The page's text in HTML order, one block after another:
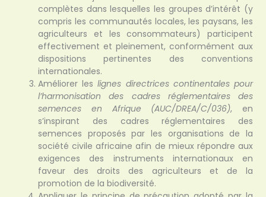
complètes dans lesquelles les groupes d’intérêt (y
compris les communautés locales, les paysans, les
agriculteurs et les consommateurs) participent
effectivement et pleinement, conformément aux
dispositions pertinentes des conventions
internationales.
Améliorer leslignes directrices continentales pour
l’harmonisation des cadres réglementaires des
semences en Afrique (AUC/DREA/C/036), en
s’inspirant des cadres réglementaires des
semences proposés par les organisations de la
société civile africaine afin de mieux répondre aux
exigences des instruments internationaux en
faveur des droits des agriculteurs et de la
promotion de la biodiversité.